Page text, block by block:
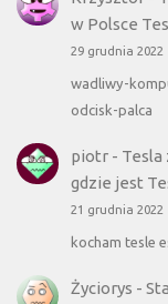
w Polsce
29 grudnia 2022
wadliwy-
odcisk-palca
piotr- Tesla
gdzie jest
21 grudnia 2022
kocham tesle
Życiorys -